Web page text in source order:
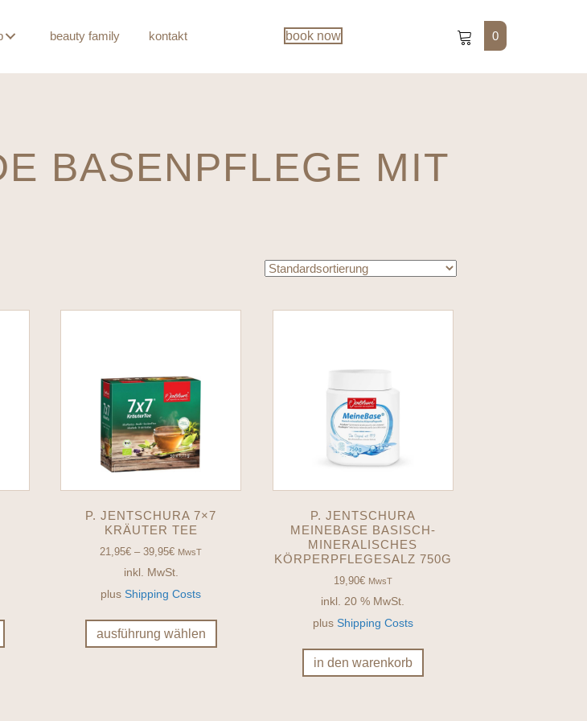
beauty family kontakt book now 0
BASENPFLEGE MIT
weist
P. JENTSCHURA 7×7
KRÄUTER TEE
21,95€ –39,95€ MwsT
inkl. MwSt.
plusShipping Costs
ausführung wählen
weist
P. JENTSCHURA
MEINEBASE BASISCH-
MINERALISCHES
KÖRPERPFLEGESALZ 750G
19,90€ MwsT
inkl. 20 % MwSt.
plus Shipping Costs
in den warenkorb